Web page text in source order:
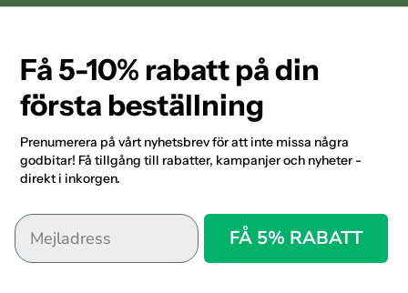
Få 5-10% rabatt på din
första beställning
Prenumerera på vårt nyhetsbrev för att inte missa några
godbitar! Få tillgång till rabatter, kampanjer och nyheter -
direkt i inkorgen.
FÅ 5% RABATT